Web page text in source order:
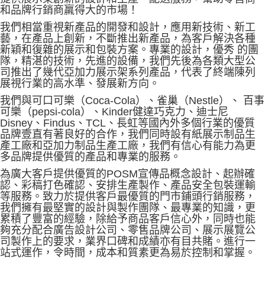
和品牌行銷商羸得大的市場！
我們相當重視新產品的開發和設計，應用新技術、新工
藝，在產品上創新，不斷推出新產品，為客戶解決各種
新穎和復雜的展示和包裝方案。專業的設計，優秀 的團
隊，精湛的技術，先進的設備，我們先後為各類大型公
司推出了幾代亞加力展示架系列產品，代表了終端陳列
展視行業的高水準、發展新方向。
我們與可口可樂（Coca-Cola）、雀巢（Nestle）、 百事
可樂（pepsi-cola）、Kinder健達巧克力、迪士尼
Disney、Findus、TCL、長虹等國內外多個行業的優質
品牌壹直有著良好的合作，我們同時設有紙展示制品生
產工廠和亞加力制品生產工廠，我們有信心有能力為更
多品牌提供優質的產品和專業的服務。
為廣大客戶提供優質的POSM宣傳品概念設計、起辦確
認、彩稿打色確認、安排生產製作、產品安全包裝運輸
等服務。致力於提供客戶最優質的門市鋪頭行銷服務，
我們擁有最堅實的設計與製作團隊、最專業的知識，更
累積了豐富的經驗，除給予商品客戶信心外，同時也能
夠充分配合廣告設計公司、零售品牌公司、展示展覽公
司製作上的要求，業界口碑和成績亦有目共賭。進行一
站式運作，令時間，成本和質素更為易於控制和掌握。